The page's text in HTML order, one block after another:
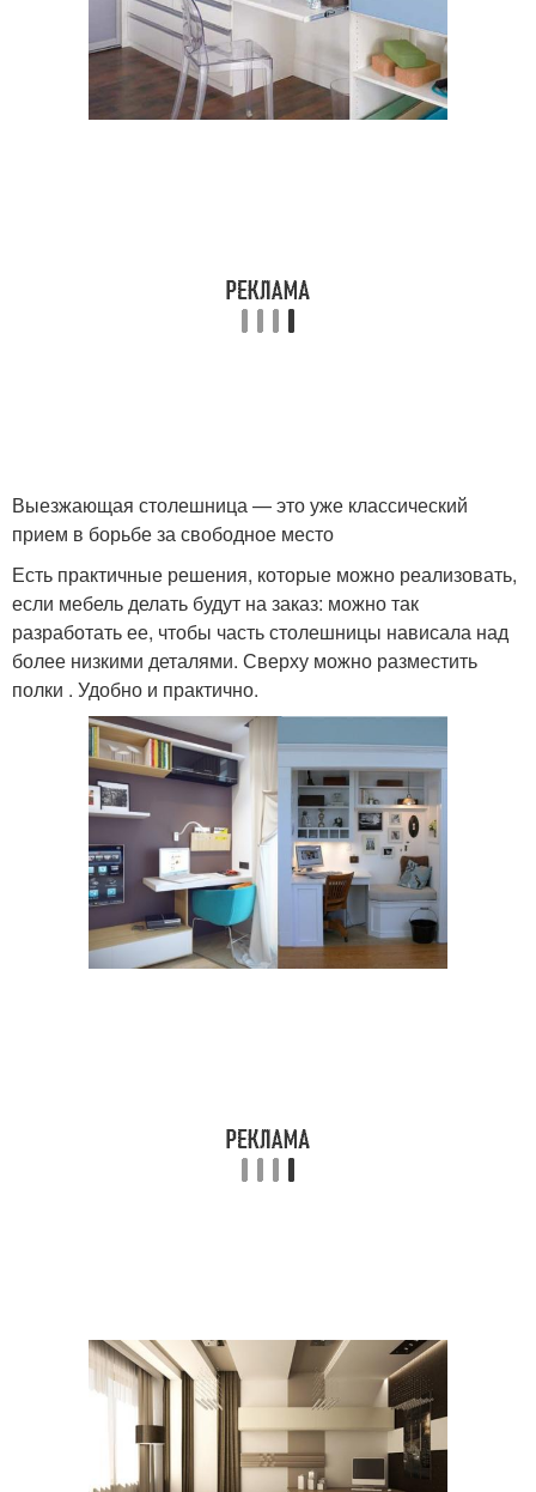
Выезжающая столешница — это уже классический
прием в борьбе за свободное место
Есть практичные решения, которые можно реализовать,
если мебель делать будут на заказ: можно так
разработать ее, чтобы часть столешницы нависала над
более низкими деталями. Сверху можно разместить
полки . Удобно и практично.